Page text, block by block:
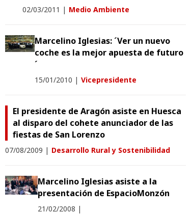
02/03/2011 | Medio Ambiente
Marcelino Iglesias: ´Ver un nuevo
coche es la mejor apuesta de futuro
´
15/01/2010 | Vicepresidente
El presidente de Aragón asiste en Huesca
al disparo del cohete anunciador de las
fiestas de San Lorenzo
07/08/2009 | Desarrollo Rural y Sostenibilidad
Marcelino Iglesias asiste a la
presentación de EspacioMonzón
21/02/2008 |